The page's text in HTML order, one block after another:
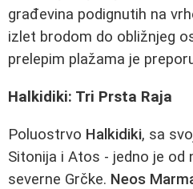
građevina podignutih na
izlet brodom do obližnjeg
prelepim plažama je
Halkidiki: Tri Prsta Raja
Poluostrvo Halkidiki, sa
Sitonija i Atos - jedno je od
severne Grčke. Neos